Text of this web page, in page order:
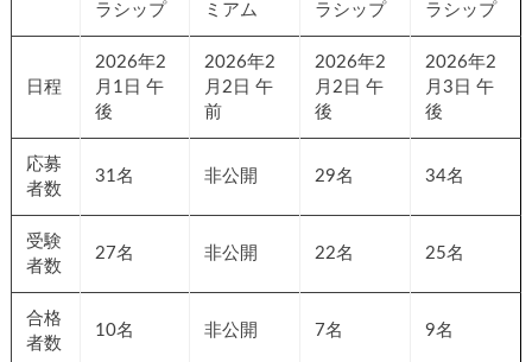
ラシップ
ミアム
ラシップ
ラシップ
日程
2026年2
月1日 午
後
2026年2
月2日 午
前
2026年2
月2日 午
後
2026年2
月3日 午
後
応募
者数
31名 非公開 29名 34名
受験
者数
27名 非公開 22名 25名
合格
者数
10名 非公開 7名 9名